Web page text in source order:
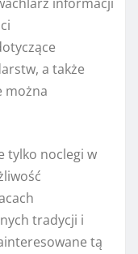
a także
można
tylko noclegi w
tradycji i
tą